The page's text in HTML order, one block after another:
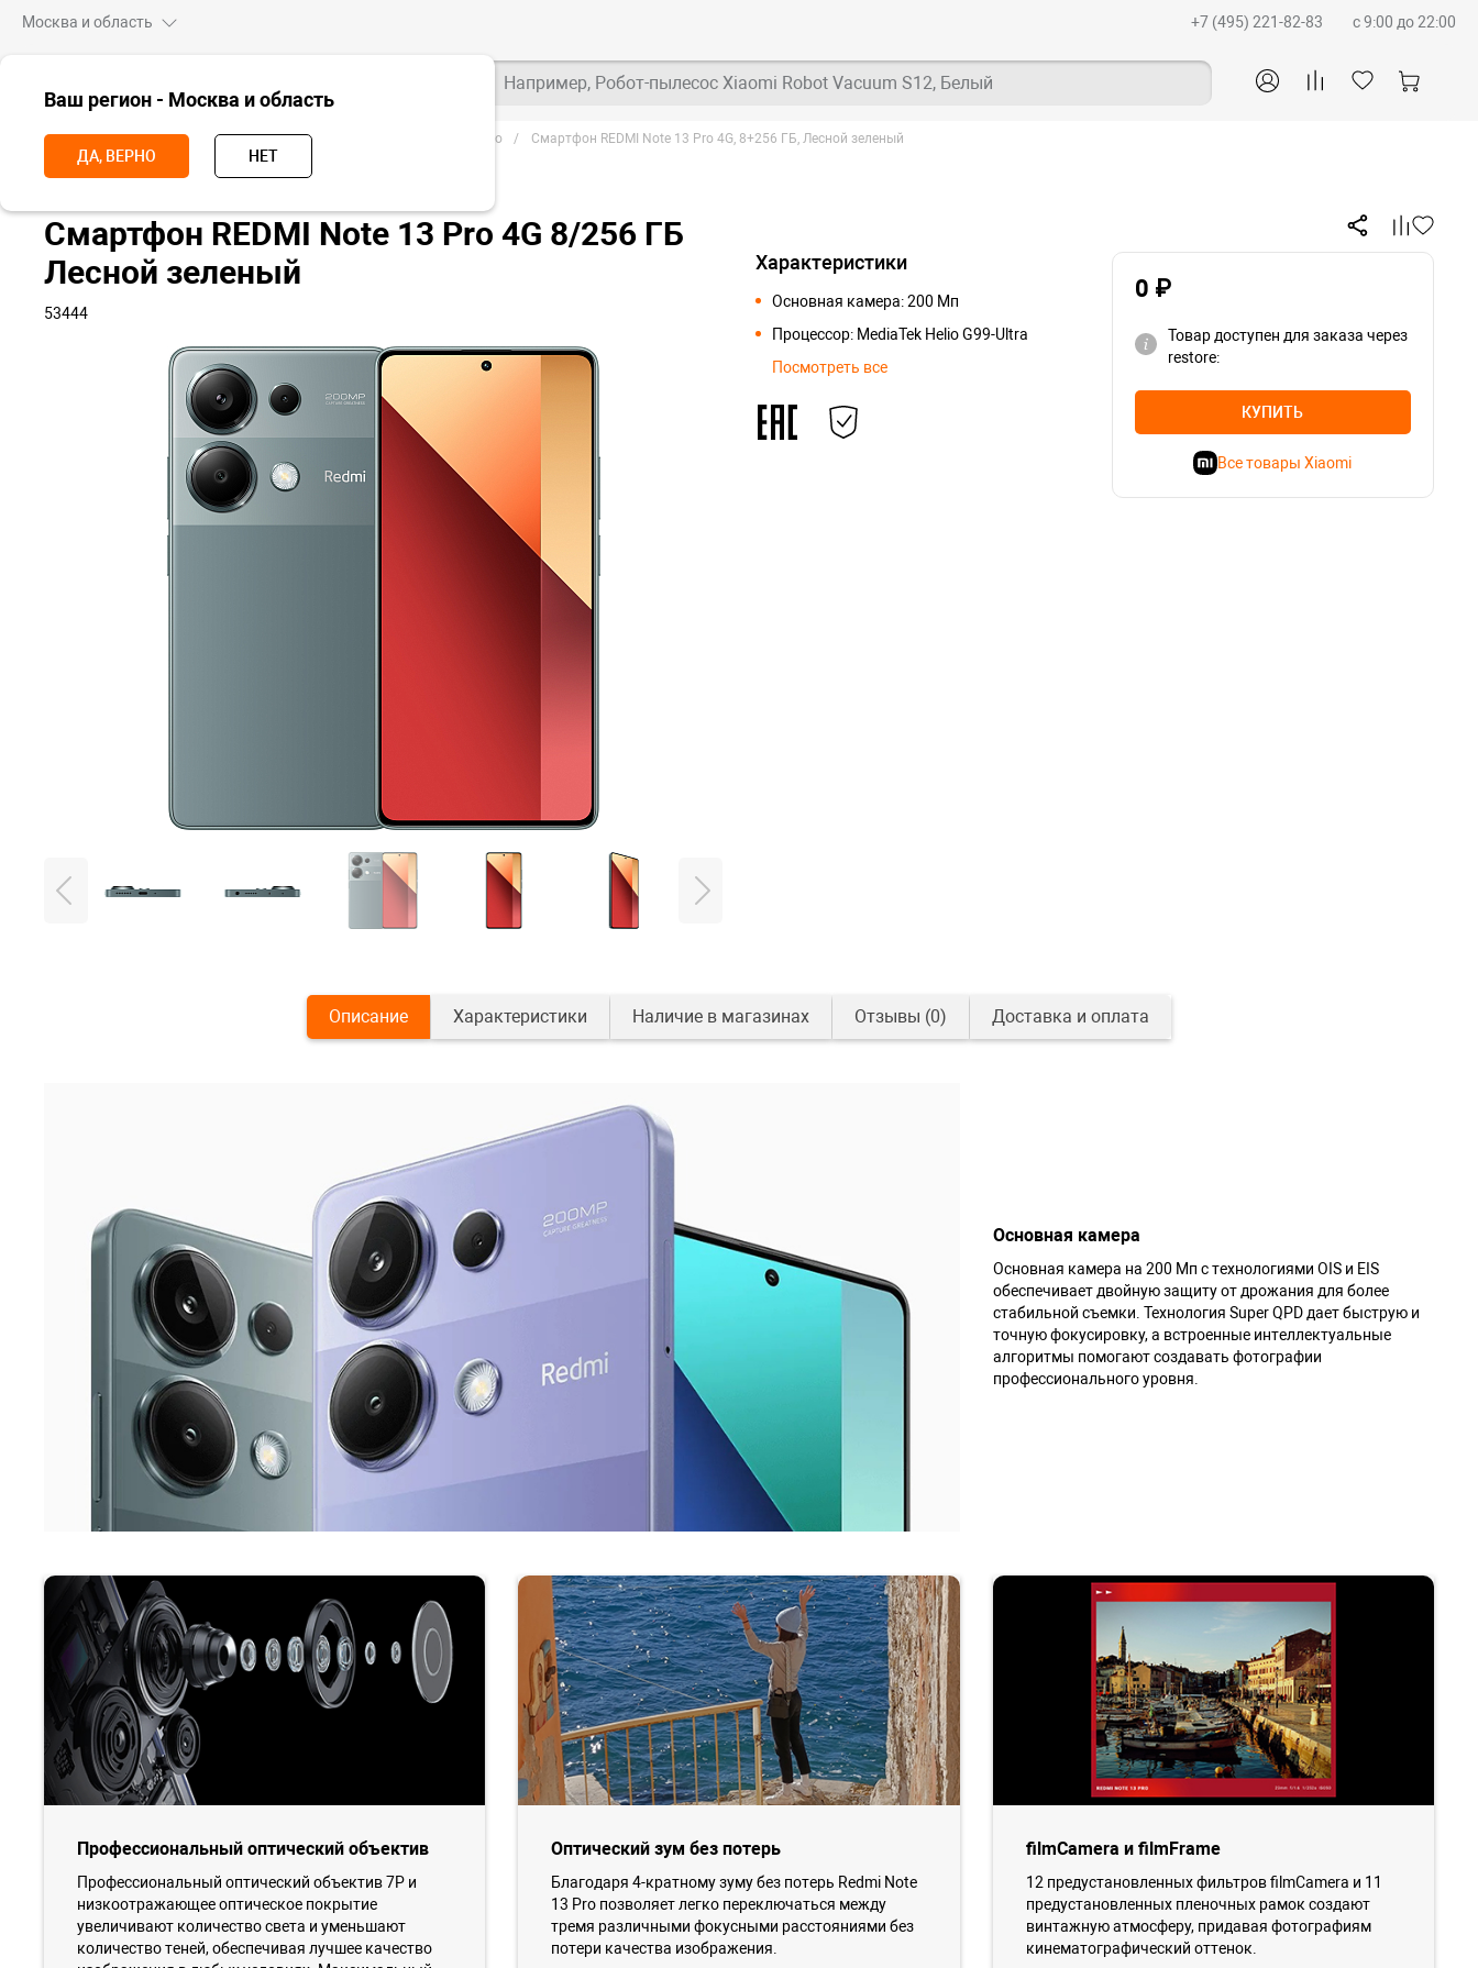
Москва и область
Ваш регион - Москва и область
ДА, ВЕРНО НЕТ
+7 (495) 221-82-83 c 9:00 до 22:00
Например, Робот-пылесос Xiaomi Robot Vacuum S12, Белый
Главная Смартфоны Redmi Redmi Note 13 Redmi Note 13 Pro Смартфон REDMI Note 13 Pro 4G, 8+256 ГБ, Лесной зеленый
Смартфон REDMI Note 13 Pro 4G 8/256 ГБ
Лесной зеленый
53444
Характеристики
Основная камера: 200 Мп
Процессор: MediaTek Helio G99-Ultra
Посмотреть все
0 ₽
Товар доступен для заказа через
restore:
КУПИТЬ
Все товары Xiaomi
Описание Характеристики Наличие в магазинах Отзывы (0) Доставка и оплата
Основная камера
Основная камера на 200 Мп с технологиями OIS и EIS
обеспечивает двойную защиту от дрожания для более
стабильной съемки. Технология Super QPD дает быструю и
точную фокусировку, а встроенные интеллектуальные
алгоритмы помогают создавать фотографии
профессионального уровня.
Профессиональный оптический объектив
Профессиональный оптический объектив 7P и
низкоотражающее оптическое покрытие
увеличивают количество света и уменьшают
количество теней, обеспечивая лучшее качество
Оптический зум без потерь
Благодаря 4-кратному зуму без потерь Redmi Note
13 Pro позволяет легко переключаться между
тремя различными фокусными расстояниями без
потери качества изображения.
filmCamera и filmFrame
12 предустановленных фильтров filmCamera и 11
предустановленных пленочных рамок создают
винтажную атмосферу, придавая фотографиям
кинематографический оттенок.